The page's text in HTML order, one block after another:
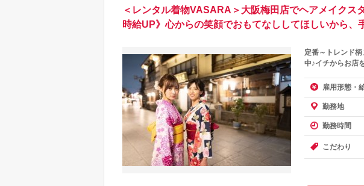
＜レンタル着物VASARA＞大阪梅田店でヘアメイク
時給UP》心からの笑顔でおもてなししてほしいから、
定番～トレンド
中♪イチからお店
雇用形態・
勤務地
勤務時間
こだわり